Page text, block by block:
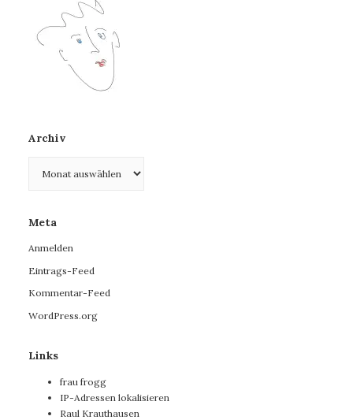
Archiv
Meta
Anmelden
Eintrags-Feed
Kommentar-Feed
WordPress.org
Links
frau frogg
IP-Adressen lokalisieren
Raul Krauthausen